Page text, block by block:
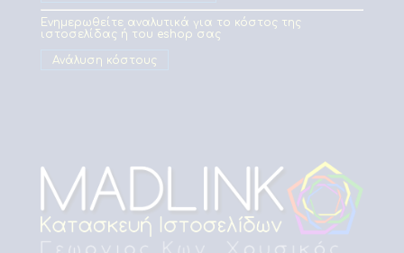
Ενημερωθείτε αναλυτικά για το κόστος της
ιστοσελίδας ή του eshop σας
Ανάλυση κόστους